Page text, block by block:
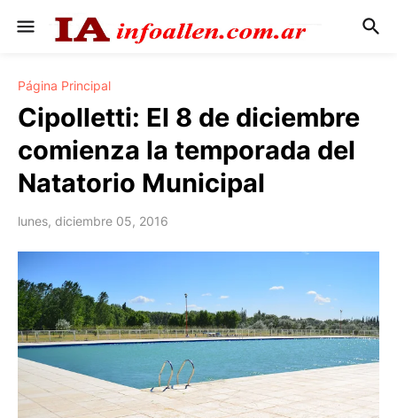
Página Principal
Cipolletti: El 8 de diciembre
comienza la temporada del
Natatorio Municipal
lunes, diciembre 05, 2016